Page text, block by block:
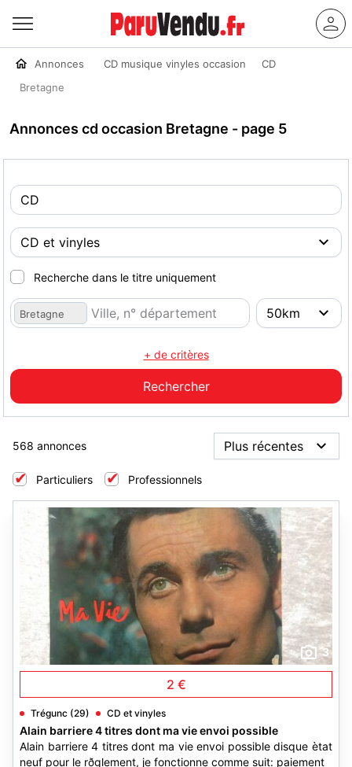
Annonces CD musique vinyles occasion
CD
Bretagne
Annonces cd occasion Bretagne - page 5
Recherche dans le titre uniquement
Bretagne
+ de critères
568 annonces
Particuliers Professionnels
3
2 €
Trégunc (29) CD et vinyles
Alain barriere 4 titres dont ma vie envoi possible
Alain barriere 4 titres dont ma vie envoi possible disque ètat
neuf pour le rðglement, je fonctionne comme suit: paiement